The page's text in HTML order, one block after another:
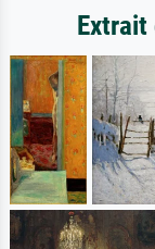
Extrait